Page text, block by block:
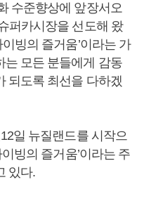
수준향상에 앞장서오
퍼카시장을 선도해 왔
빙의 즐거움’이라는 가
는 모든 분들에게 감동
되도록 최선을 다하겠
일 뉴질랜드를 시작으
빙의 즐거움’이라는 주
있다.